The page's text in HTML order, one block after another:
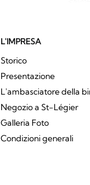
L'IMPRESA
Storico
Presentazione
L'ambasciatore della
Negozio a St-Légier
Galleria Foto
Condizioni generali